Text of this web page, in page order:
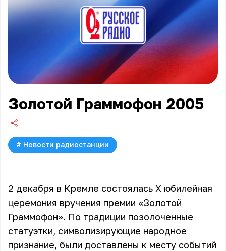
Золотой Граммофон 2005
# Новости радиостанции
2 декабря в Кремле состоялась X юбилейная
церемония вручения премии «Золотой
Граммофон». По традиции позолоченные
статуэтки, символизирующие народное
признание, были доставлены к месту событий